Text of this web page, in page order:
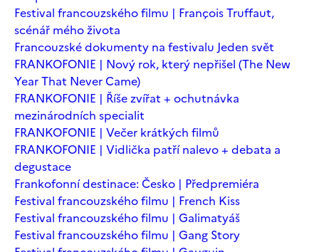
Festival francouzského filmu | François Truffaut,
scénář mého života
Francouzské dokumenty na festivalu Jeden svět
FRANKOFONIE | Nový rok, který nepřišel (The New
Year That Never Came)
FRANKOFONIE | Říše zvířat + ochutnávka
mezinárodních specialit
FRANKOFONIE | Večer krátkých filmů
FRANKOFONIE | Vidlička patří nalevo + debata a
degustace
Frankofonní destinace: Česko | Předpremiéra
Festival francouzského filmu | French Kiss
Festival francouzského filmu | Galimatyáš
Festival francouzského filmu | Gang Story